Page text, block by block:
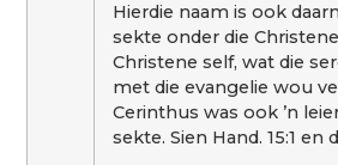
Hierdie naam is ook
sekte onder die
Christene self, wat die
met die evangelie wou
Cerinthus was ook ’n
sekte. Sien Hand. 15:1 en